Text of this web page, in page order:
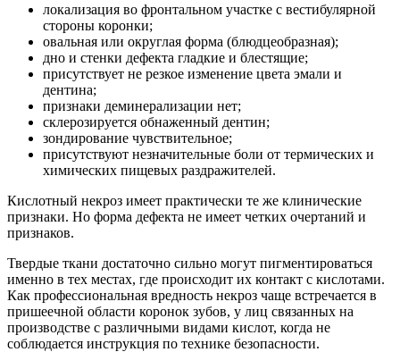
локализация во фронтальном участке с вестибулярной
стороны коронки;
овальная или округлая форма (блюдцеобразная);
дно и стенки дефекта гладкие и блестящие;
присутствует не резкое изменение цвета эмали и
дентина;
признаки деминерализации нет;
склерозируется обнаженный дентин;
зондирование чувствительное;
присутствуют незначительные боли от термических и
химических пищевых раздражителей.
Кислотный некроз имеет практически те же клинические
признаки. Но форма дефекта не имеет четких очертаний и
признаков.
Твердые ткани достаточно сильно могут пигментироваться
именно в тех местах, где происходит их контакт с кислотами.
Как профессиональная вредность некроз чаще встречается в
пришеечной области коронок зубов, у лиц связанных на
производстве с различными видами кислот, когда не
соблюдается инструкция по технике безопасности.